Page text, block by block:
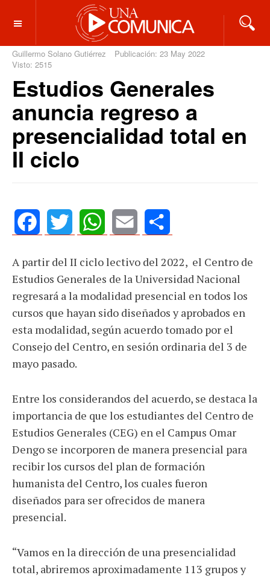
OFF CANVAS
Guillermo Solano Gutiérrez
Publicación: 23 May 2022
Visto: 2515
Estudios Generales
anuncia regreso a
presencialidad total en
II ciclo
A partir del II ciclo lectivo del 2022, el Centro de
Estudios Generales de la Universidad Nacional
regresará a la modalidad presencial en todos los
cursos que hayan sido diseñados y aprobados en
esta modalidad, según acuerdo tomado por el
Consejo del Centro, en sesión ordinaria del 3 de
mayo pasado.
Entre los considerandos del acuerdo, se destaca la
importancia de que los estudiantes del Centro de
Estudios Generales (CEG) en el Campus Omar
Dengo se incorporen de manera presencial para
recibir los cursos del plan de formación
humanista del Centro, los cuales fueron
diseñados para ser ofrecidos de manera
presencial.
“Vamos en la dirección de una presencialidad
total, abriremos aproximadamente 113 grupos y